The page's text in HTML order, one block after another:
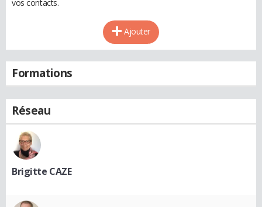
vos contacts.
Ajouter
Formations
Réseau
Brigitte CAZE